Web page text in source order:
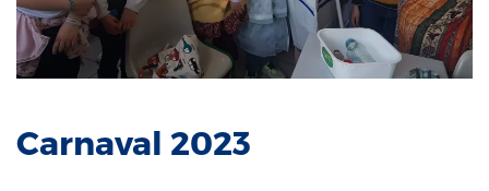
Carnaval 2023